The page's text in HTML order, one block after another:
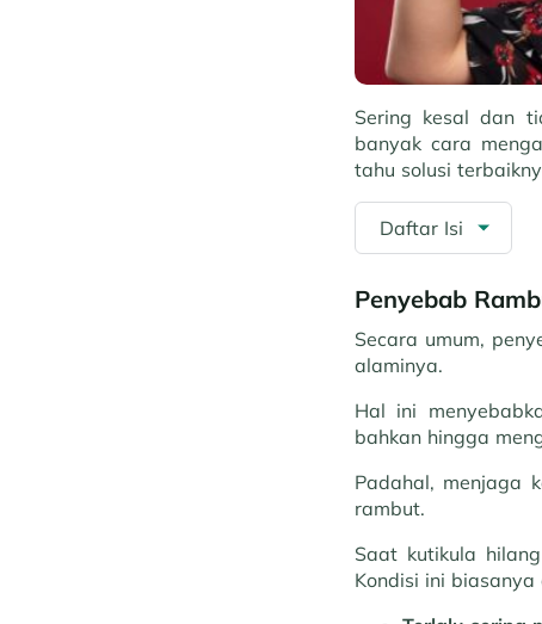
Sering kesal dan
banyak cara
tahu solusi
Daftar Isi
Penyebab
Secara umum,
alaminya.
Hal ini
bahkan hingga
Padahal, menjaga
rambut.
Saat kutikula
Kondisi ini